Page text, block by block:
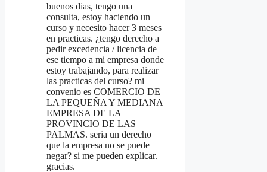
buenos dias, tengo una
consulta, estoy haciendo un
curso y necesito hacer 3 meses
en practicas. ¿tengo derecho a
pedir excedencia / licencia de
ese tiempo a mi empresa donde
estoy trabajando, para realizar
las practicas del curso? mi
convenio es COMERCIO DE
LA PEQUEÑA Y MEDIANA
EMPRESA DE LA
PROVINCIO DE LAS
PALMAS. seria un derecho
que la empresa no se puede
negar? si me pueden explicar.
gracias.